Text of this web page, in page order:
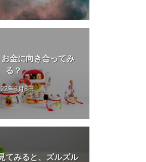
金に向き合ってみ
る？
年8月8日
てみると、ズルズル